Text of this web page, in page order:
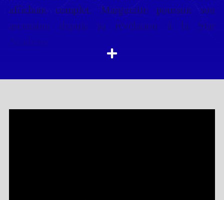
affichant complet, Marguerite poursuit son
ascension depuis sa révélation à la Star
Academy.